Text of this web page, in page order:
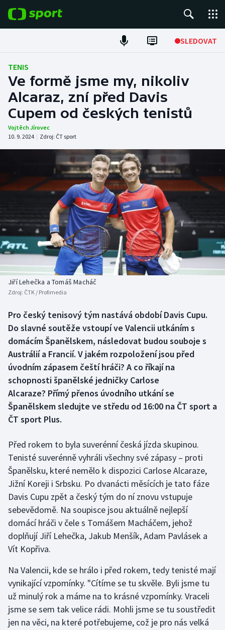
SLEDOVAT
Fotbal
Hokej
Tenis
Atletika
DALŠÍ SPORTY
Americký fotbal
Baseball a softbal
Basketbal
Biatlon
Box
Curling
Dostihy
Florbal
Futsal
Golf
Gymnastika
Házená
Jezdectví
Judo
Krasobruslení
Lezení
Lyže a snowboard
NEPŘEHLÉDNĚTE
Soutěže
Historické návraty
Aplikace ČT sport
TENIS
Ve formě jsme my, nikoliv
Alcaraz, zní před Davis
Cupem od českých tenistů
Vojtěch Jírovec
10. 9. 2024 | Zdroj: ČT sport
Jiří Lehečka a Tomáš Macháč
Zdroj: ČTK / Profimedia
Pro český tenisový tým nastává období Davis Cupu.
Do slavné soutěže vstoupí ve Valencii utkáním s
domácím Španělskem, následovat budou souboje s
Austrálií a Francií. V jakém rozpoložení jsou před
úvodním zápasem čeští hráči? A co říkají na
schopnosti španělské jedničky Carlose
Alcaraze? Přímý přenos úvodního utkání se
Španělskem sledujte ve středu od 16:00 na ČT sport a
ČT sport Plus.
Před rokem to byla suverénní česká jízda skupinou.
Tenisté suverénně vyhráli všechny své zápasy – proti
Španělsku, které nemělo k dispozici Carlose Alcaraze,
Jižní Koreji i Srbsku. Po dvanácti měsících je tato fáze
Davis Cupu zpět a český tým do ní znovu vstupuje
sebevědomě. Na soupisce jsou aktuálně nejlepší
domácí hráči v čele s Tomášem Macháčem, jehož
doplňují Jiří Lehečka, Jakub Menšík, Adam Pavlásek a
Vít Kopřiva.
Na Valencii, kde se hrálo i před rokem, tedy tenisté mají
vynikající vzpomínky. "Cítíme se tu skvěle. Byli jsme tu
už minulý rok a máme na to krásné vzpomínky. Vraceli
jsme se sem tak velice rádi. Mohli jsme se tu soustředit
jen na věci, na které potřebujeme, což je pro nás velká